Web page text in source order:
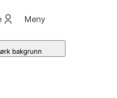
Meny
bakgrunn